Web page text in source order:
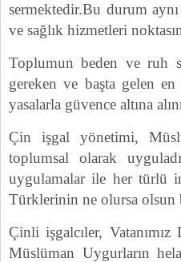
sermektedir.Bu durum
ve sağlık hizmetleri
Toplumun beden ve ruh
gereken ve başta gelen
yasalarla güvence altına
Çin işgal yönetimi,
toplumsal olarak
uygulamalar ile her türlü
Türklerinin ne olursa olsun
Çinli işgalcıler,
Müslüman Uygurların